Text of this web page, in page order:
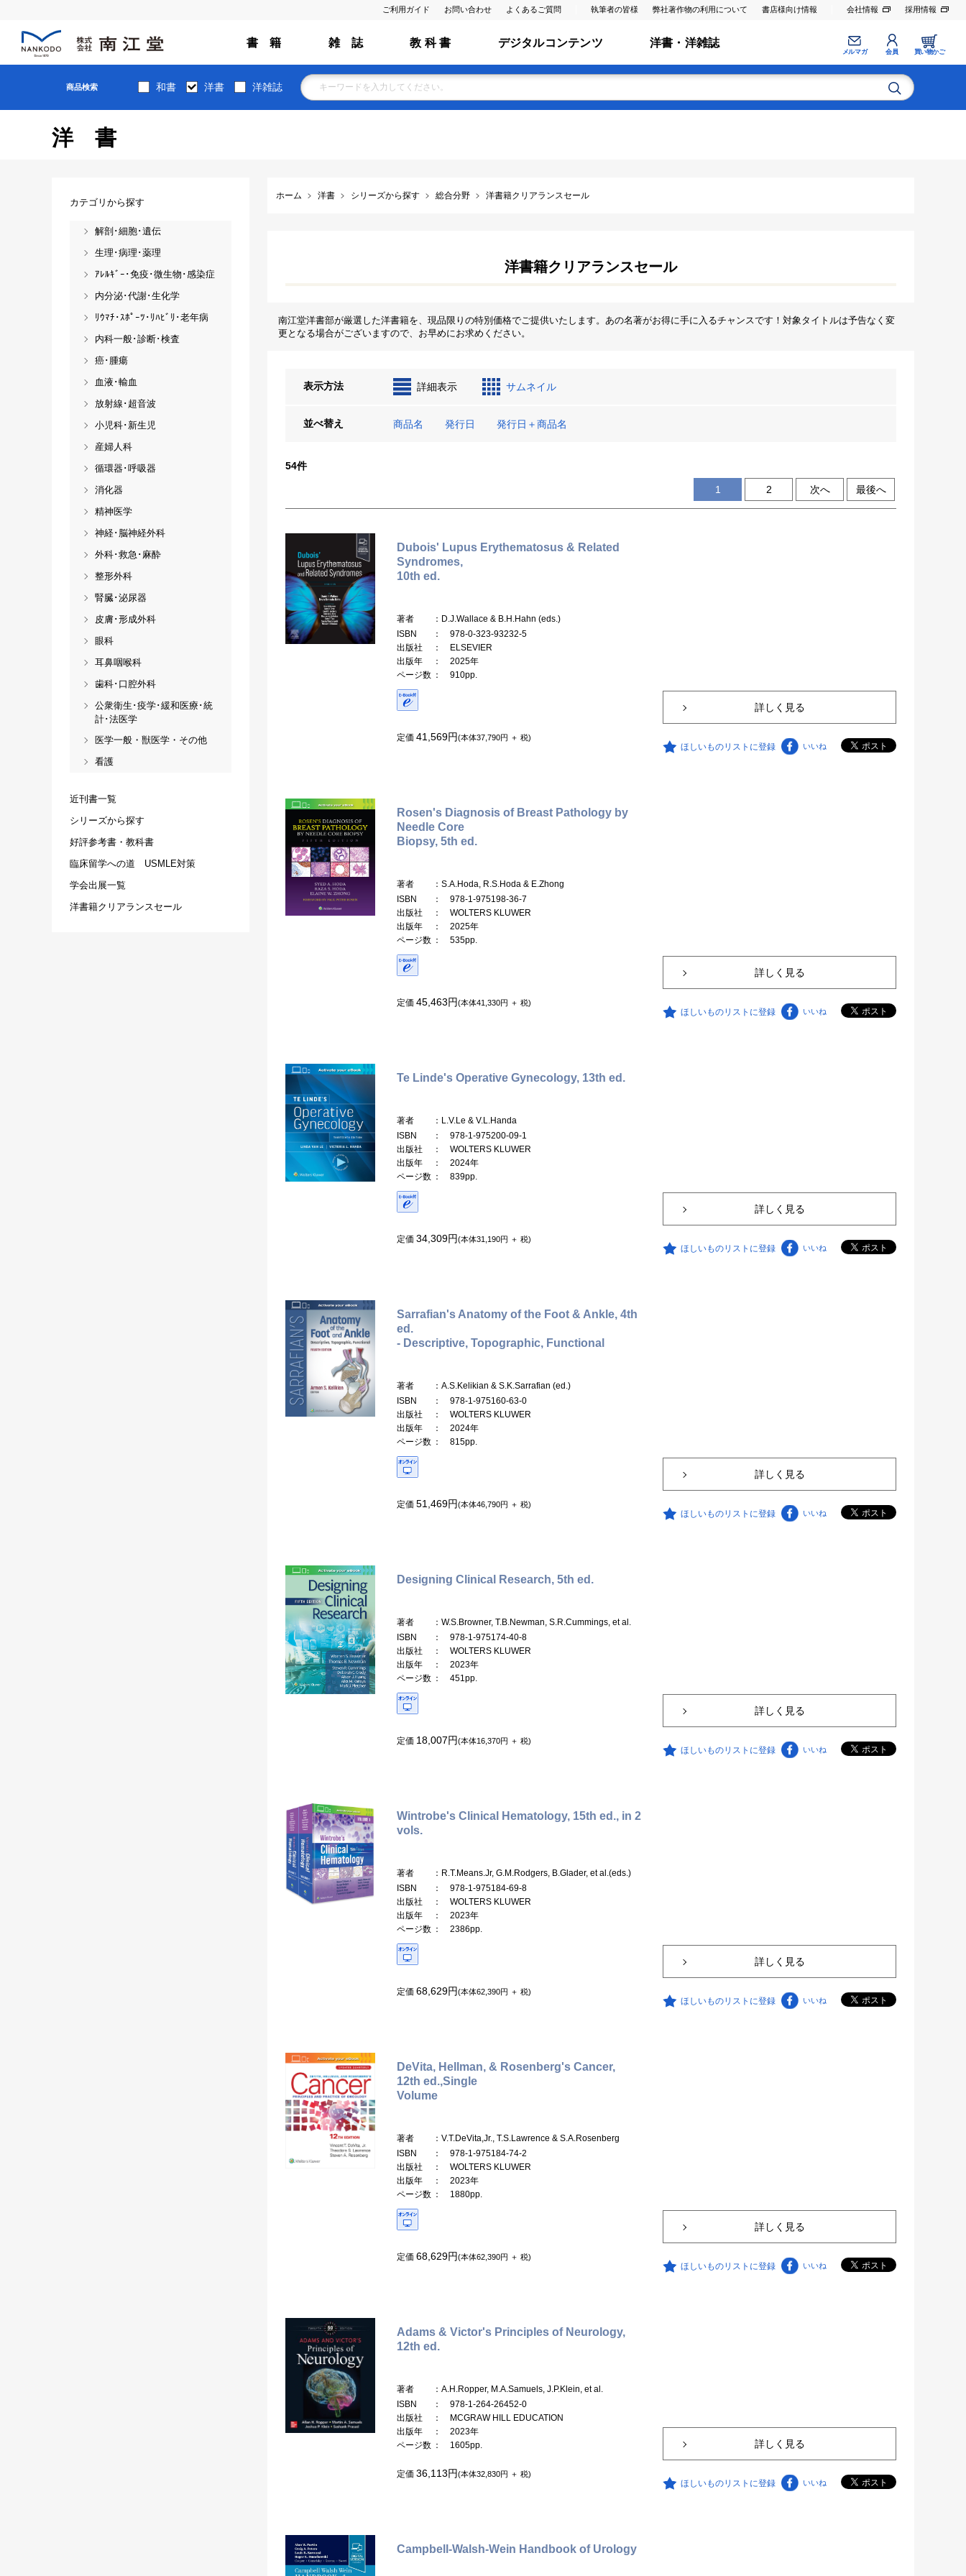
ご利用ガイド お問い合わせ よくあるご質問 執筆者の皆様 弊社著作物の利用について 書店様向け情報 会社情報 採用情報
書 籍 雑 誌 教 科 書 デジタルコンテンツ 洋書・洋雑誌
メルマガ 会員 買い物かご
商品検索 和書 洋書 洋雑誌
洋書
ホーム 洋書 シリーズから探す 総合分野 洋書籍クリアランスセール
洋書籍クリアランスセール
南江堂洋書部が厳選した洋書籍を、現品限りの特別価格でご提供いたします。あの名著がお得に手に入るチャンスです！対象タイトルは予告なく変
更となる場合がございますので、お早めにお求めください。
表示方法 詳細表示 サムネイル
並べ替え 商品名 発行日 発行日＋商品名
54件
1 2 次へ 最後へ
Dubois' Lupus Erythematosus & Related
Syndromes,
10th ed.
著者
：D.J.Wallace & B.H.Hahn (eds.)
ISBN
： 978-0-323-93232-5
出版社
： ELSEVIER
出版年
： 2025年
ページ数 ： 910pp.
定価 41,569円(本体37,790円 ＋ 税)
詳しく見る
ほしいものリストに登録 いいね
Rosen's Diagnosis of Breast Pathology by
Needle Core
Biopsy, 5th ed.
著者
：S.A.Hoda, R.S.Hoda & E.Zhong
ISBN
： 978-1-975198-36-7
出版社
： WOLTERS KLUWER
出版年
： 2025年
ページ数 ： 535pp.
定価 45,463円(本体41,330円 ＋ 税)
詳しく見る
ほしいものリストに登録 いいね
Te Linde's Operative Gynecology, 13th ed.
著者
：L.V.Le & V.L.Handa
ISBN
： 978-1-975200-09-1
出版社
： WOLTERS KLUWER
出版年
： 2024年
ページ数 ： 839pp.
定価 34,309円(本体31,190円 ＋ 税)
詳しく見る
ほしいものリストに登録 いいね
Sarrafian's Anatomy of the Foot & Ankle, 4th
ed.
- Descriptive, Topographic, Functional
著者
：A.S.Kelikian & S.K.Sarrafian (ed.)
ISBN
： 978-1-975160-63-0
出版社
： WOLTERS KLUWER
出版年
： 2024年
ページ数 ： 815pp.
定価 51,469円(本体46,790円 ＋ 税)
詳しく見る
ほしいものリストに登録 いいね
Designing Clinical Research, 5th ed.
著者
：W.S.Browner, T.B.Newman, S.R.Cummings, et al.
ISBN
： 978-1-975174-40-8
出版社
： WOLTERS KLUWER
出版年
： 2023年
ページ数 ： 451pp.
定価 18,007円(本体16,370円 ＋ 税)
詳しく見る
ほしいものリストに登録 いいね
Wintrobe's Clinical Hematology, 15th ed., in 2
vols.
著者
：R.T.Means.Jr, G.M.Rodgers, B.Glader, et al.(eds.)
ISBN
： 978-1-975184-69-8
出版社
： WOLTERS KLUWER
出版年
： 2023年
ページ数 ： 2386pp.
定価 68,629円(本体62,390円 ＋ 税)
詳しく見る
ほしいものリストに登録 いいね
DeVita, Hellman, & Rosenberg's Cancer,
12th ed.,Single
Volume
著者
：V.T.DeVita,Jr., T.S.Lawrence & S.A.Rosenberg
ISBN
： 978-1-975184-74-2
出版社
： WOLTERS KLUWER
出版年
： 2023年
ページ数 ： 1880pp.
定価 68,629円(本体62,390円 ＋ 税)
詳しく見る
ほしいものリストに登録 いいね
Adams & Victor's Principles of Neurology,
12th ed.
著者
：A.H.Ropper, M.A.Samuels, J.P.Klein, et al.
ISBN
： 978-1-264-26452-0
出版社
： MCGRAW HILL EDUCATION
出版年
： 2023年
ページ数 ： 1605pp.
定価 36,113円(本体32,830円 ＋ 税)
詳しく見る
ほしいものリストに登録 いいね
Campbell-Walsh-Wein Handbook of Urology
カテゴリから探す
解剖･細胞･遺伝
生理･病理･薬理
ｱﾚﾙｷﾞｰ･免疫･微生物･感染症
内分泌･代謝･生化学
ﾘｳﾏﾁ･ｽﾎﾟｰﾂ･ﾘﾊﾋﾞﾘ･老年病
内科一般･診断･検査
癌･腫瘍
血液･輸血
放射線･超音波
小児科･新生児
産婦人科
循環器･呼吸器
消化器
精神医学
神経･脳神経外科
外科･救急･麻酔
整形外科
腎臓･泌尿器
皮膚･形成外科
眼科
耳鼻咽喉科
歯科･口腔外科
公衆衛生･疫学･緩和医療･統
計･法医学
医学一般・獣医学・その他
看護
近刊書一覧
シリーズから探す
好評参考書・教科書
臨床留学への道 USMLE対策
学会出展一覧
洋書籍クリアランスセール